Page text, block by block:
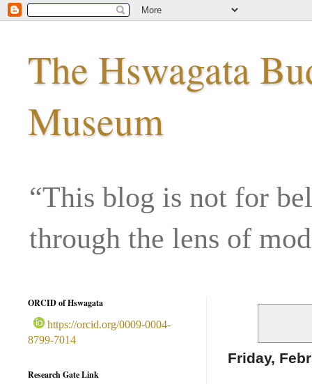
The Hswagata
Museum
“This blog is not for
through the lens of
Friday,
ORCID of Hswagata
https://orcid.org/0009-0004-
8799-7014
Research Gate Link